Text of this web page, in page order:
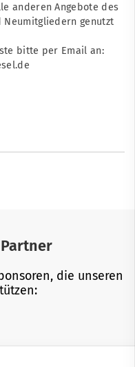
anderen Angebote des
Neumitgliedern genutzt
bitte per Email an:
die unseren